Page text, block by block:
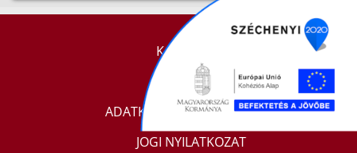
KAPCSOLAT
IMPRESSZUM
ADATKEZELÉSI TÁJÉKOZTATÓ
JOGI NYILATKOZAT